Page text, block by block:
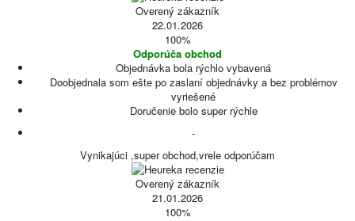
Overený zákazník
22.01.2026
100%
Odporúča obchod
Objednávka bola rýchlo vybavená
Doobjednala som ešte po zaslaní objednávky a bez problémov
vyriešené
Doručenie bolo super rýchle
-
Vynikajúci ,super obchod,vrele odporúčam
Overený zákazník
21.01.2026
100%